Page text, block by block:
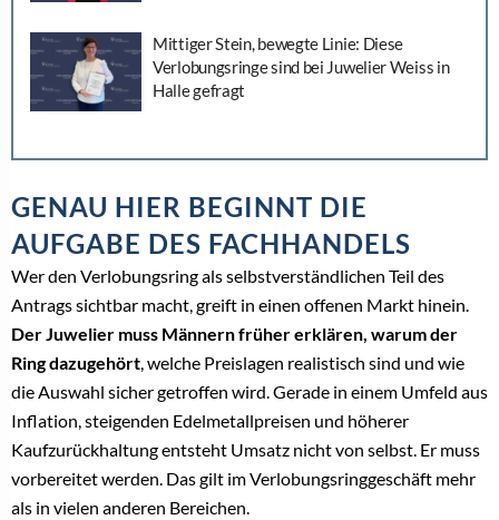
Mittiger Stein, bewegte Linie: Diese
Verlobungsringe sind bei Juwelier Weiss in
Halle gefragt
GENAU HIER BEGINNT DIE
AUFGABE DES FACHHANDELS
Wer den Verlobungsring als selbstverständlichen Teil des
Antrags sichtbar macht, greift in einen offenen Markt hinein.
Der Juwelier muss Männern früher erklären, warum der
Ring dazugehört, welche Preislagen realistisch sind und wie
die Auswahl sicher getroffen wird. Gerade in einem Umfeld aus
Inflation, steigenden Edelmetallpreisen und höherer
Kaufzurückhaltung entsteht Umsatz nicht von selbst. Er muss
vorbereitet werden. Das gilt im Verlobungsringgeschäft mehr
als in vielen anderen Bereichen.